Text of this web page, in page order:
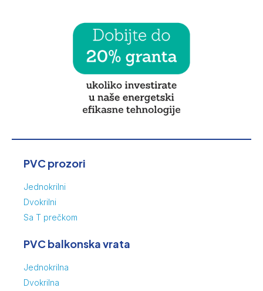
PVC prozori
Jednokrilni
Dvokrilni
Sa T prečkom
PVC balkonska vrata
Jednokrilna
Dvokrilna